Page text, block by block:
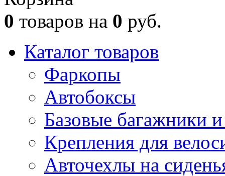
0 товаров на 0 руб.
Каталог товаров
Фаркопы
Автобоксы
Базовые багажники
Крепления для
Авточехлы на